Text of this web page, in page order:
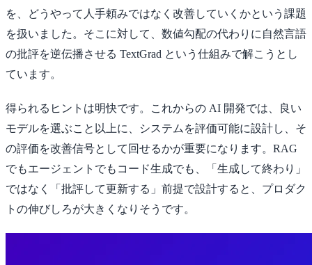
を、どうやって人手頼みではなく改善していくかという課題
を扱いました。そこに対して、数値勾配の代わりに自然言語
の批評を逆伝播させる TextGrad という仕組みで解こうとし
ています。
得られるヒントは明快です。これからの AI 開発では、良い
モデルを選ぶこと以上に、システムを評価可能に設計し、そ
の評価を改善信号として回せるかが重要になります。RAG
でもエージェントでもコード生成でも、「生成して終わり」
ではなく「批評して更新する」前提で設計すると、プロダク
トの伸びしろが大きくなりそうです。